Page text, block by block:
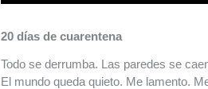
20 días de cuarentena
Todo se derrumba. Las paredes se
El mundo queda quieto. Me lamento.